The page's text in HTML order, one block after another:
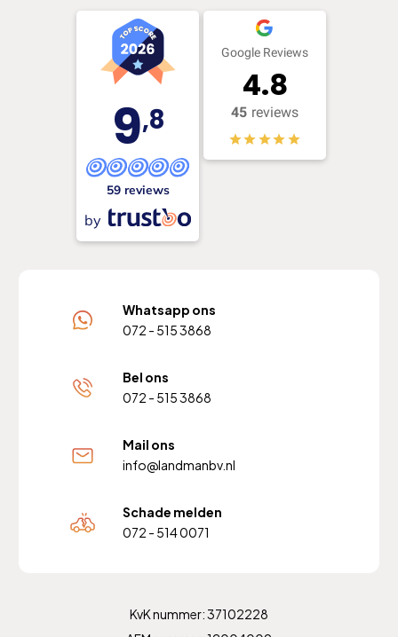
9,8
59 reviews
by
Google Reviews
4.8
45 reviews
Whatsapp ons
072 - 515 3868
Bel ons
072 - 515 3868
Mail ons
info@landmanbv.nl
Schade melden
072 - 514 0071
KvK nummer: 37102228